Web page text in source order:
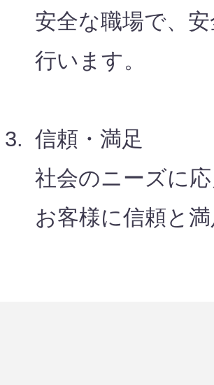
安全な職場で、
行います。
信頼・満足
社会のニーズに
お客様に信頼と